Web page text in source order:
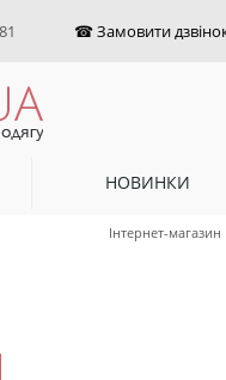
НОВИНКИ
Інтернет-